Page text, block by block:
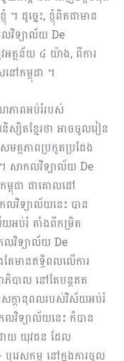
ដូច្នេះ, ខ្ញុំ​ពិតជាមាន
លវិទ្យាល័យ De
ត្ថន័យ ៤​ យ៉ាង, ពីការ
ៅកម្ពុជា ។
ភាពអប់រំរបស់
ស្សិតខ្មែរថា ​អាចចូលរៀន
ត្ថភាពប្រកួតប្រជែង
។ សាកលវិទ្យាល័យ De
ពុជា ជាគោលដៅ
វិទ្យាល័យនេះ បាន
យ​អប់រំ តាំងពីកម្រិត​
លវិទ្យាល័យ De
មានឥទ្ធិពលលើការ
ភិបាល នៅតែបន្តឥត
ក្តានុពលរបស់វិស័យអប់រំ
លវិទ្យាល័យនេះ ក៏បាន
ោយ យុវជន ដែល
រេសកម្ម នៅក្នុង​ការចូល